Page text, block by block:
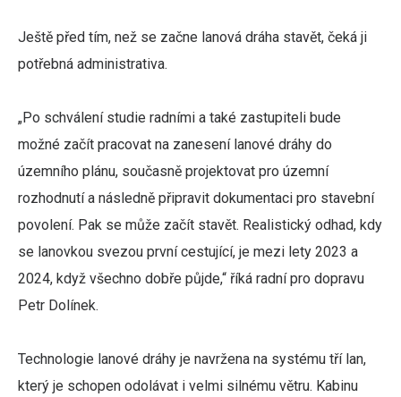
Ještě před tím, než se začne lanová dráha stavět, čeká ji
potřebná administrativa.
„Po schválení studie radními a také zastupiteli bude
možné začít pracovat na zanesení lanové dráhy do
územního plánu, současně projektovat pro územní
rozhodnutí a následně připravit dokumentaci pro stavební
povolení. Pak se může začít stavět. Realistický odhad, kdy
se lanovkou svezou první cestující, je mezi lety 2023 a
2024, když všechno dobře půjde,“ říká radní pro dopravu
Petr Dolínek.
Technologie lanové dráhy je navržena na systému tří lan,
který je schopen odolávat i velmi silnému větru. Kabinu